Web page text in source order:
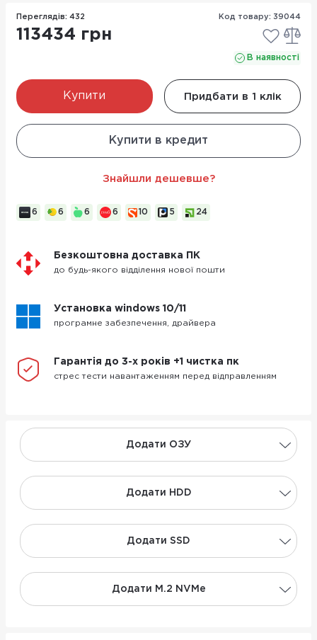
Додати ОЗУ
Додати НDD
Додати SSD
Додати M.2 NVMe
Переглядів: 432 Код товару: 39044
113434 грн
В наявності
Купити
Купити в кредит
Придбати в 1 клік
Знайшли дешевше?
6 6 6 6 10 5 24
Безкоштовна доставка ПК
до будь-якого відділення нової пошти
Установка windows 10/11
програмне забезпечення, драйвера
Гарантія до 3-х років +1 чистка пк
стрес тести навантаженням перед відправленням